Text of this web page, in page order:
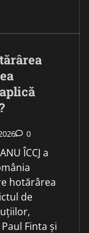
0
ÎCCJ a
hotărârea
de
Finta și